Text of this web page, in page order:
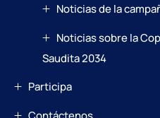
Noticias de la
Noticias sobre la
Saudita 2034
Participa